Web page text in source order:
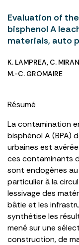
Evaluation of
bisphenol A
materials, auto
K. LAMPREA, C.
M.-C. GROMAIRE
Résumé
La contamination
bisphénol A (BPA)
urbaines est
ces contaminants
sont endogènes
particulier à la
lessivage des
bâtie et les
synthétise les
mené sur une
construction, de